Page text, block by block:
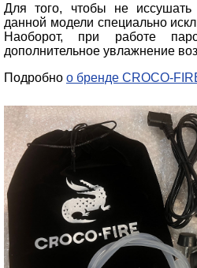
Для того, чтобы не
данной модели специально
Наоборот, при работе
дополнительное увлажнение
Подробно о брендe CROCO-